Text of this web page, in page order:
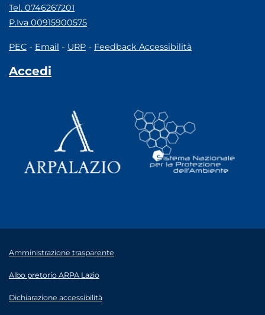
Tel. 0746267201
P.Iva 00915900575
PEC - Email - URP - Feedback Accessibilità
Accedi
Amministrazione trasparente
Albo pretorio ARPA Lazio
Dichiarazione accessibilità